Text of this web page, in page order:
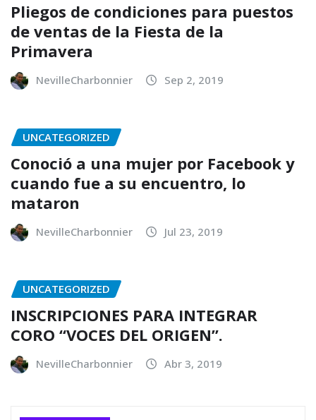
Pliegos de condiciones para puestos
de ventas de la Fiesta de la
Primavera
NevilleCharbonnier Sep 2, 2019
UNCATEGORIZED
Conoció a una mujer por Facebook y
cuando fue a su encuentro, lo
mataron
NevilleCharbonnier Jul 23, 2019
UNCATEGORIZED
INSCRIPCIONES PARA INTEGRAR
CORO “VOCES DEL ORIGEN”.
NevilleCharbonnier Abr 3, 2019